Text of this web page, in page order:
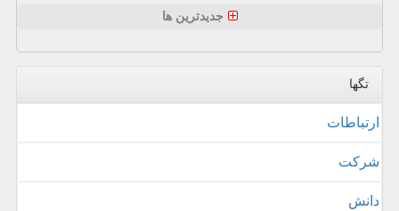
جدیدترین ها
تگها
ارتباطات
شركت
دانش